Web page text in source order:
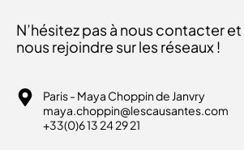
N’hésitez pas à nous contacter et
nous rejoindre sur les réseaux !
Paris - Maya Choppin de Janvry
maya.choppin@lescausantes.com
+33(0)6 13 24 29 21